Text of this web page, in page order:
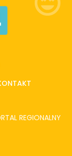
REGIONALNY